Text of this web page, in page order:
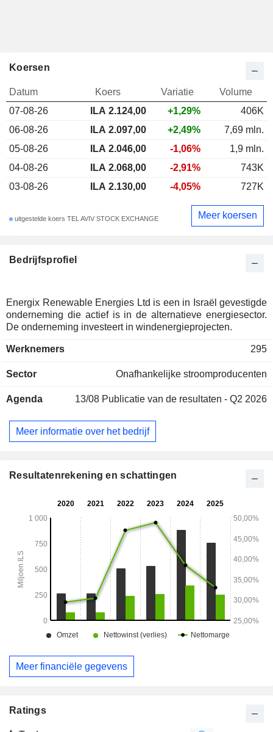
Bedrijfsprofiel
Energix Renewable Energies Ltd is een in Israël gevestigde
onderneming die actief is in de alternatieve energiesector.
De onderneming investeert in windenergieprojecten.
Werknemers 295
Sector Onafhankelijke stroomproducenten
Agenda 13/08 Publicatie van de resultaten - Q2 2026
Meer informatie over het bedrijf
Koersen
Datum Koers Variatie
Volume
07-08-26
ILA 2.124,00 +1,29%
406K
06-08-26
ILA 2.097,00 +2,49%
7,69 mln.
05-08-26
ILA 2.046,00 -1,06%
1,9 mln.
04-08-26
ILA 2.068,00 -2,91%
743K
03-08-26
ILA 2.130,00 -4,05% 727K
uitgestelde koers TEL AVIV STOCK EXCHANGE Meer koersen
Resultatenrekening en schattingen
Meer financiële gegevens
Ratings